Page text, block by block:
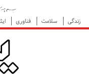
زندگی
سلامت فناوری